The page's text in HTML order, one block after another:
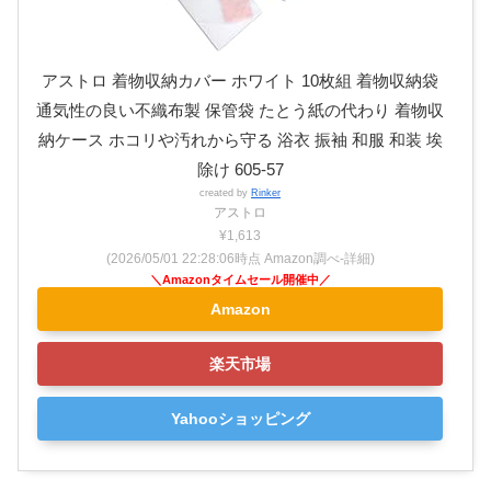
アストロ 着物収納カバー ホワイト 10枚組 着物収納袋
通気性の良い不織布製 保管袋 たとう紙の代わり 着物収
納ケース ホコリや汚れから守る 浴衣 振袖 和服 和装 埃
除け 605-57
created by Rinker
アストロ
¥1,613
(2026/05/01 22:28:06時点 Amazon調べ-詳細)
Amazon
楽天市場
Yahooショッピング